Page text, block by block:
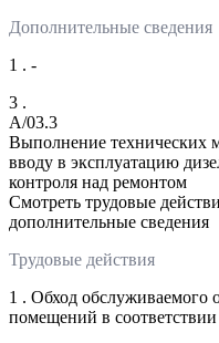
Дополнительные сведения
1 . -
3 .
A/03.3
Выполнение технических
вводу в эксплуатацию
контроля над ремонтом
Смотреть трудовые
дополнительные сведения
Трудовые действия
1 . Обход обслуживаемого
помещений в